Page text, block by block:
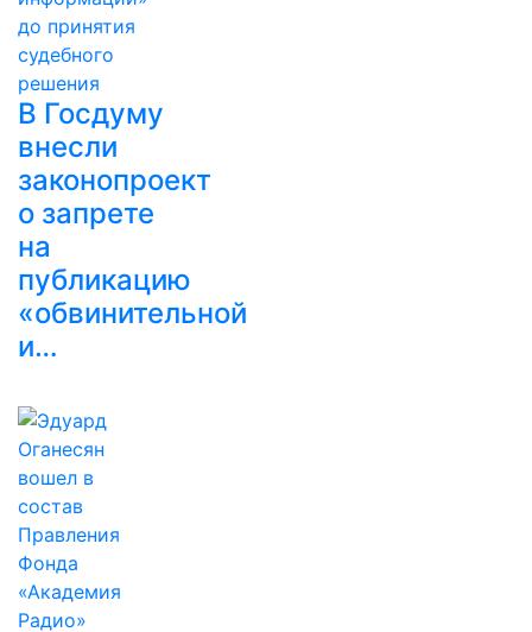
В Госдуму
внесли
законопроект
о запрете
на
публикацию
«обвинительной
и…